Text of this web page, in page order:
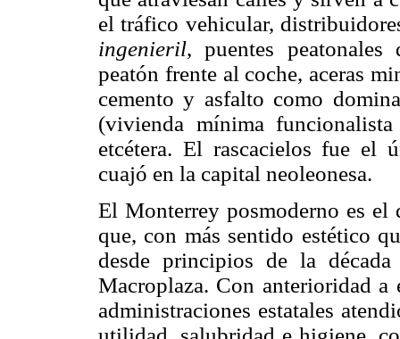
el tráfico vehicular,
ingenieril, puentes
peatón frente al coche, aceras
cemento y asfalto como
(vivienda mínima
etcétera. El rascacielos fue el
cuajó en la capital neoleonesa.
El Monterrey posmoderno es el
que, con más sentido estético
desde principios de la
Macroplaza. Con anterioridad
administraciones estatales